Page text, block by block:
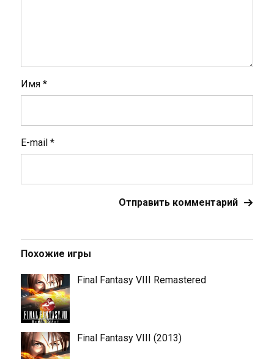
Имя *
E-mail *
Похожие игры
Final Fantasy VIII Remastered
Final Fantasy VIII (2013)